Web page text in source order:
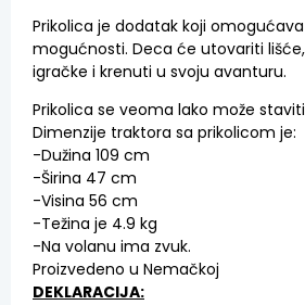
Prikolica je dodatak koji
mogućnosti. Deca će utovariti
igračke i krenuti u svoju avanturu.
Prikolica se veoma lako može
Dimenzije traktora sa prikolicom je:
-Dužina 109 cm
-Širina 47 cm
-Visina 56 cm
-Težina je 4.9 kg
-Na volanu ima zvuk.
Proizvedeno u Nemačkoj
DEKLARACIJA: